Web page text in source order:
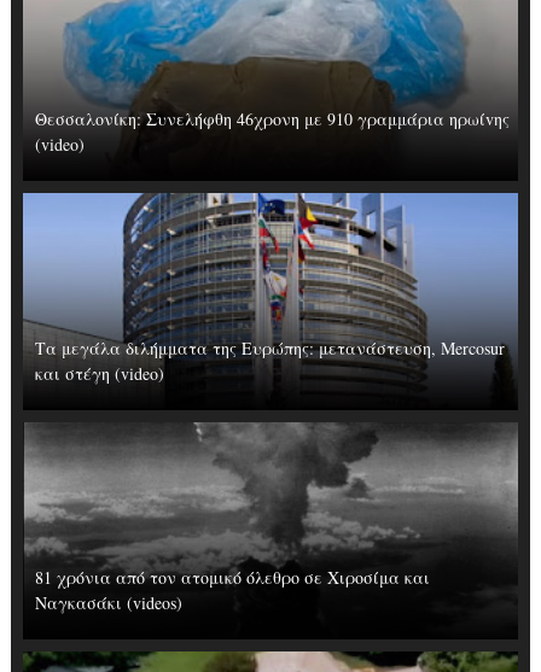
Θεσσαλονίκη: Συνελήφθη 46χρονη με 910 γραμμάρια ηρωίvης
(video)
Τα μεγάλα διλήμματα της Ευρώπης: μετανάστευση, Mercosur
και στέγη (video)
81 χρόνια από τον ατομικό όλεθρο σε Χιροσίμα και
Ναγκασάκι (videos)